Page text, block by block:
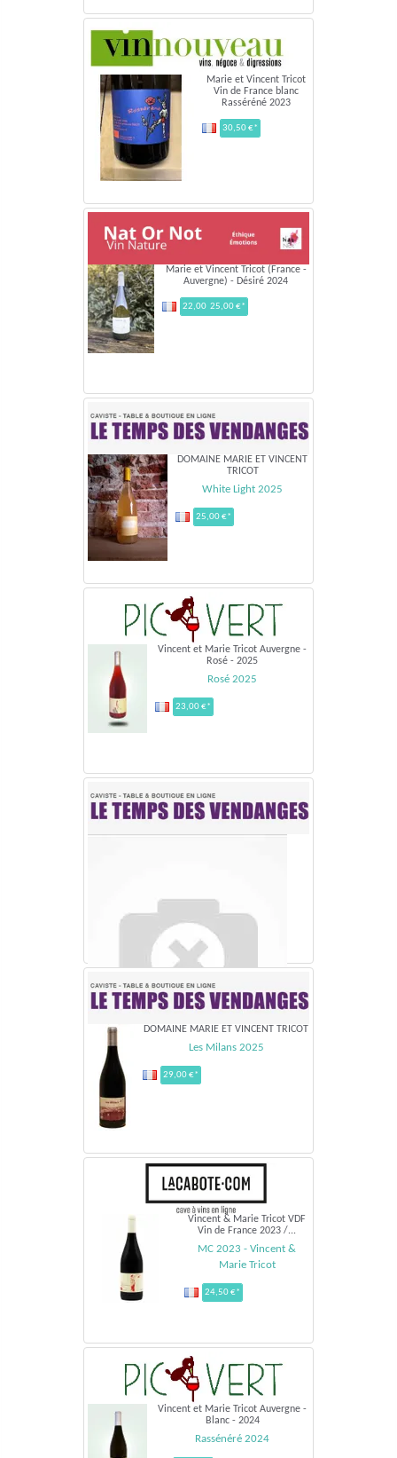
Marie et Vincent Tricot
Vin de France blanc
Rasséréné 2023
30,50 €*
Marie et Vincent Tricot (France -
Auvergne) - Désiré 2024
22,00 25,00 €*
DOMAINE MARIE ET VINCENT
TRICOT
White Light 2025
25,00 €*
Vincent et Marie Tricot Auvergne -
Rosé - 2025
Rosé 2025
23,00 €*
DOMAINE MARIE ET VINCENT TRICOT
Les Milans 2025
29,00 €*
Vincent & Marie Tricot VDF
Vin de France 2023 /...
MC 2023 - Vincent &
Marie Tricot
24,50 €*
Vincent et Marie Tricot Auvergne -
Blanc - 2024
Rassénéré 2024